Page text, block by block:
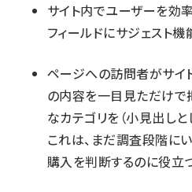
サイト内でユーザーを効
フィールドにサジェスト
ページへの訪問者がサイ
の内容を一目見ただけで
なカテゴリを（小見出しと
これは、まだ調査段階に
購入を判断するのに役立